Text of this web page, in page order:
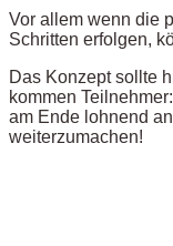
Vor allem wenn die
Schritten erfolgen,
Das Konzept sollte
kommen
am Ende lohnend
weiterzumachen!